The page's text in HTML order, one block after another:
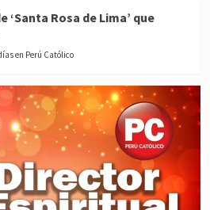
‘Santa Rosa de Lima’ que
en Perú Católico